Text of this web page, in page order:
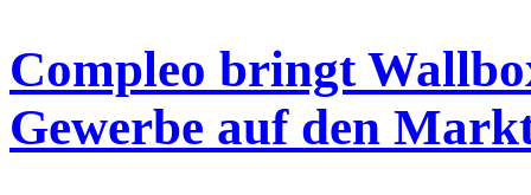
Compleo bringt
Gewerbe auf den